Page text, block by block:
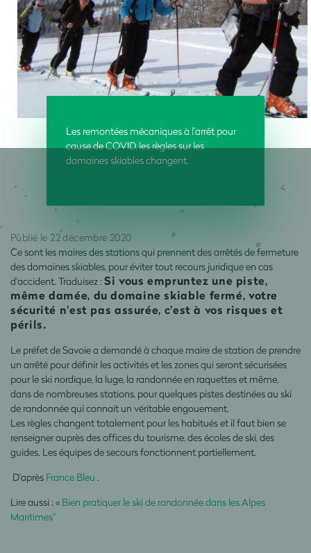
Les remontées mécaniques à l’arrêt pour
cause de COVID, les règles sur les
domaines skiables changent.
Publié le 22 décembre 2020
Ce sont les maires des stations qui prennent des arrêtés de fermeture
des domaines skiables, pour éviter tout recours juridique en cas
d'accident. Traduisez : Si vous empruntez une piste,
même damée, du domaine skiable fermé, votre
sécurité n'est pas assurée, c'est à vos risques et
périls.
Le préfet de Savoie a demandé à chaque maire de station de prendre
un arrêté pour définir les activités et les zones qui seront sécurisées
pour le ski nordique, la luge, la randonnée en raquettes et même,
dans de nombreuses stations, pour quelques pistes destinées au ski
de randonnée qui connait un véritable engouement.
Les règles changent totalement pour les habitués et il faut bien se
renseigner auprès des offices du tourisme, des écoles de ski, des
guides. Les équipes de secours fonctionnent partiellement.
D’après France Bleu .
Lire aussi : « Bien pratiquer le ski de randonnée dans les Alpes
Maritimes"